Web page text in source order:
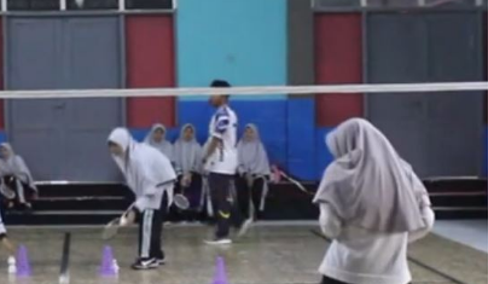
Penutupan SPMB Gelombang 2 TA 20...